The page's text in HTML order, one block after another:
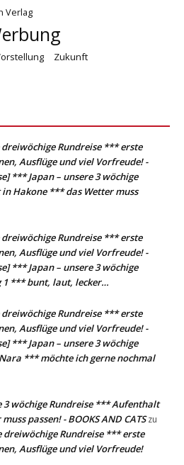
Verlag
Zukunft
dreiwöchige Rundreise *** erste
Ausflüge und viel Vorfreude! -
*** Japan – unsere 3 wöchige
Hakone *** das Wetter muss
dreiwöchige Rundreise *** erste
Ausflüge und viel Vorfreude! -
*** Japan – unsere 3 wöchige
1 *** bunt, laut, lecker…
dreiwöchige Rundreise *** erste
Ausflüge und viel Vorfreude! -
*** Japan – unsere 3 wöchige
*** möchte ich gerne nochmal
3 wöchige Rundreise *** Aufenthalt
passen! - BOOKS AND CATSzu
dreiwöchige Rundreise *** erste
Ausflüge und viel Vorfreude!